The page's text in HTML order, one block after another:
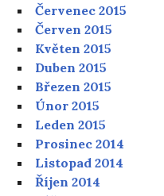
Červenec 2015
Červen 2015
Květen 2015
Duben 2015
Březen 2015
Únor 2015
Leden 2015
Prosinec 2014
Listopad 2014
Říjen 2014